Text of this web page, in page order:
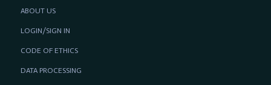
ABOUT US
LOGIN/SIGN IN
CODE OF ETHICS
DATA PROCESSING